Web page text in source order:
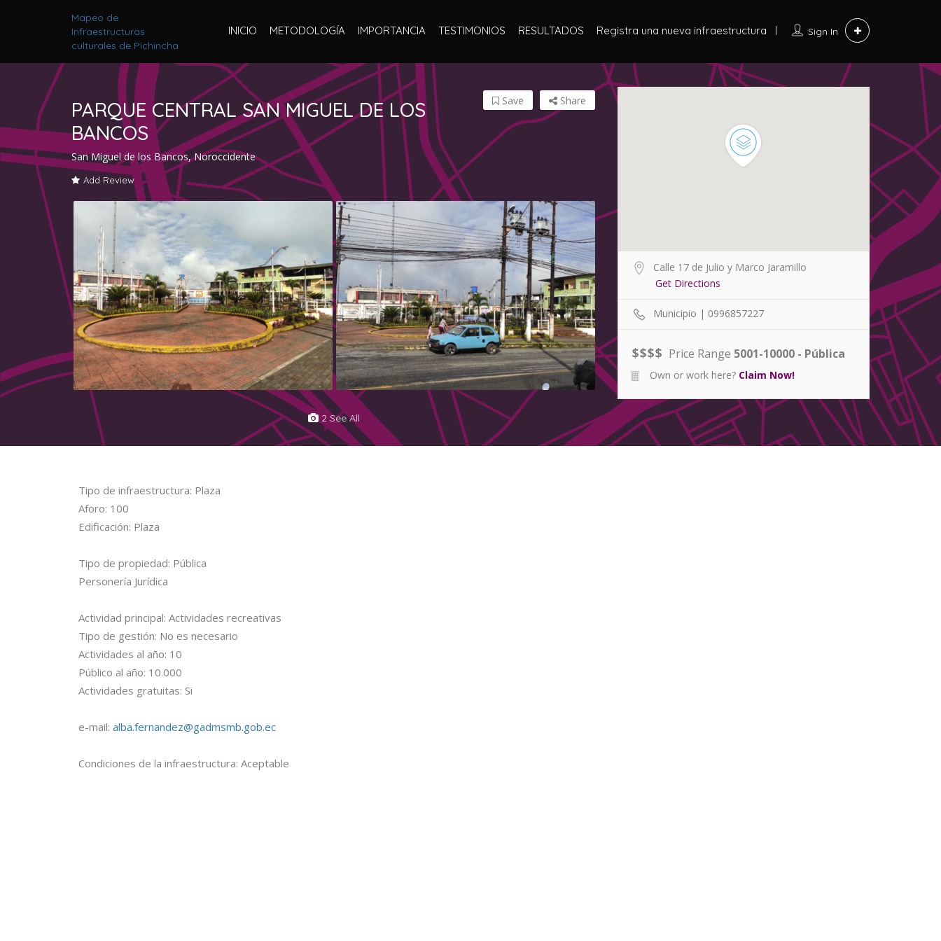
Mapeo de
Infraestructuras
culturales de Pichincha
Sign In
INICIO METODOLOGÍA IMPORTANCIA TESTIMONIOS RESULTADOS Registra una nueva infraestructura
PARQUE CENTRAL SAN MIGUEL DE LOS
BANCOS
San Miguel de los Bancos, Noroccidente
Add Review
Share
Save
2 See All
Tipo de infraestructura: Plaza
Aforo: 100
Edificación: Plaza
Tipo de propiedad: Pública
Personería Jurídica
Actividad principal: Actividades recreativas
Tipo de gestión: No es necesario
Actividades al año: 10
Público al año: 10.000
Actividades gratuitas: Si
e-mail: alba.fernandez@gadmsmb.gob.ec
Condiciones de la infraestructura: Aceptable
Calle 17 de Julio y Marco Jaramillo
Get Directions
Municipio | 0996857227
$$$$ Price Range 5001-10000 - Pública
Own or work here? Claim Now!